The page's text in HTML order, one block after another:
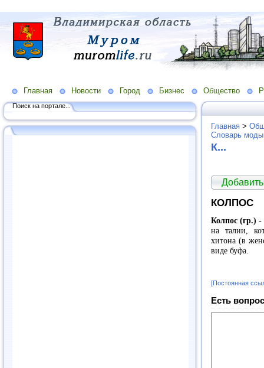
Главная Новости Город Бизнес Общество
Поиск на портале...
Главная >
Словарь
К...
КОЛПОС
Колпос (гр.) -
на талии,
хитона (в
виде буфа.
[Постоянная
Есть